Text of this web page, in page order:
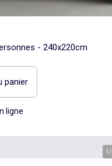
- 240x220cm
panier
ligne
1/